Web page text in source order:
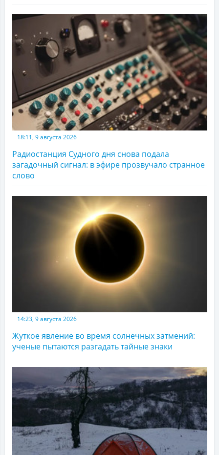
18:11, 9 августа 2026
Радиостанция Судного дня снова подала
загадочный сигнал: в эфире прозвучало странное
слово
14:23, 9 августа 2026
Жуткое явление во время солнечных затмений:
ученые пытаются разгадать тайные знаки